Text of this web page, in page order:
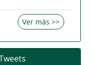
Ver más >>